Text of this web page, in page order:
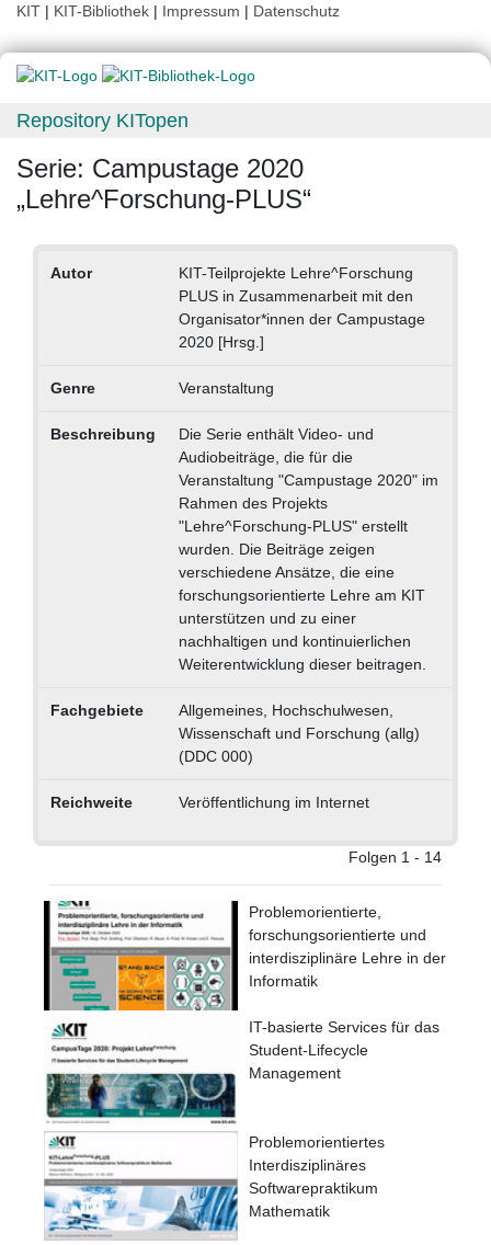
KIT | KIT-Bibliothek | Impressum | Datenschutz
Repository KITopen
Serie: Campustage 2020
„Lehre^Forschung-PLUS“
Autor
KIT-Teilprojekte Lehre^Forschung
PLUS in Zusammenarbeit mit den
Organisator*innen der Campustage
2020 [Hrsg.]
Genre Veranstaltung
Beschreibung
Die Serie enthält Video- und
Audiobeiträge, die für die
Veranstaltung "Campustage 2020" im
Rahmen des Projekts
"Lehre^Forschung-PLUS" erstellt
wurden. Die Beiträge zeigen
verschiedene Ansätze, die eine
forschungsorientierte Lehre am KIT
unterstützen und zu einer
nachhaltigen und kontinuierlichen
Weiterentwicklung dieser beitragen.
Fachgebiete
Allgemeines, Hochschulwesen,
Wissenschaft und Forschung (allg)
(DDC 000)
Reichweite Veröffentlichung im Internet
Folgen 1 - 14
Problemorientierte,
forschungsorientierte und
interdisziplinäre Lehre in der
Informatik
IT-basierte Services für das
Student-Lifecycle
Management
Problemorientiertes
Interdisziplinäres
Softwarepraktikum
Mathematik